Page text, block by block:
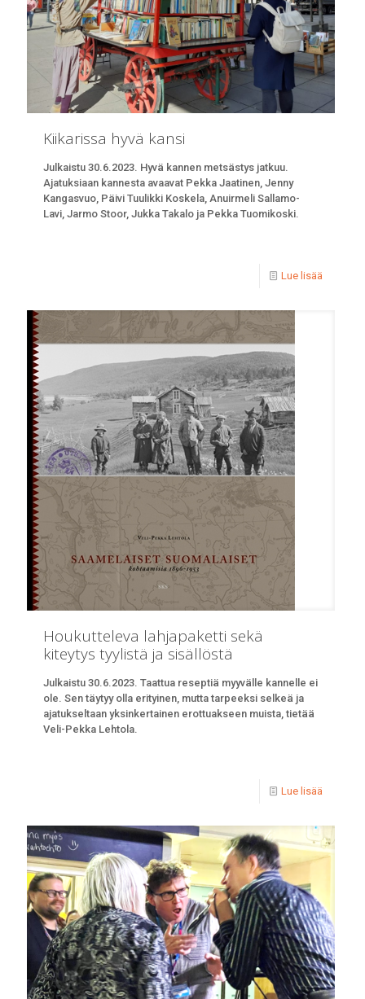
Kiikarissa hyvä kansi
Julkaistu 30.6.2023. Hyvä kannen metsästys jatkuu.
Ajatuksiaan kannesta avaavat Pekka Jaatinen, Jenny
Kangasvuo, Päivi Tuulikki Koskela, Anuirmeli Sallamo-
Lavi, Jarmo Stoor, Jukka Takalo ja Pekka Tuomikoski.
Lue lisää
Houkutteleva lahjapaketti sekä
kiteytys tyylistä ja sisällöstä
Julkaistu 30.6.2023. Taattua reseptiä myyvälle kannelle ei
ole. Sen täytyy olla erityinen, mutta tarpeeksi selkeä ja
ajatukseltaan yksinkertainen erottuakseen muista, tietää
Veli-Pekka Lehtola.
Lue lisää